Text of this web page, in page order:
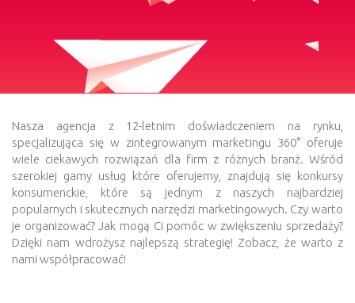
Nasza agencja z 12-letnim doświadczeniem na rynku,
specjalizująca się w zintegrowanym marketingu 360° oferuje
wiele ciekawych rozwiązań dla firm z różnych branż. Wśród
szerokiej gamy usług które oferujemy, znajdują się konkursy
konsumenckie, które są jednym z naszych najbardziej
popularnych i skutecznych narzędzi marketingowych. Czy warto
je organizować? Jak mogą Ci pomóc w zwiększeniu sprzedaży?
Dzięki nam wdrożysz najlepszą strategię! Zobacz, że warto z
nami współpracować!